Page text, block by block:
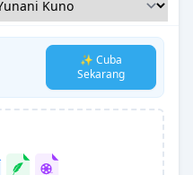
✨ Cuba
Sekarang